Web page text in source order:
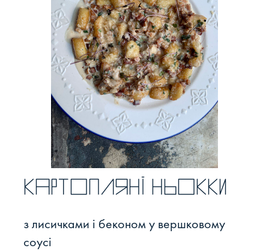
Картопляні ньокки
з лисичками і беконом у вершковому
соусі